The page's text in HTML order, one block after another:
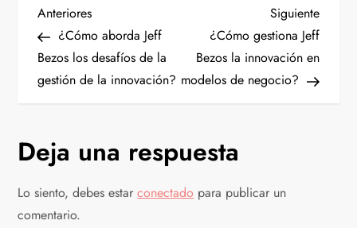
N
a
v
e
g
a
Entrada
anterior
Anteriores
¿Cómo aborda Jeff
Bezos los desafíos de la
gestión de la innovación?
Siguiente
¿Cómo gestiona Jeff
Bezos la innovación en
modelos de negocio?
Deja una respuesta
Lo siento, debes estarconectado para publicar un
comentario.